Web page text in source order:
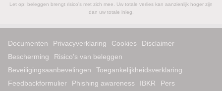
Let op: beleggen brengt risico's met zich mee. Uw totale verlies kan aanzienlijk hoger zijn
dan uw totale inleg.
Documenten Privacyverklaring Cookies
Disclaimer
Bescherming
Risico’s van beleggen
Beveiligingsaanbevelingen
Toegankelijkheidsverklaring
Feedbackformulier
Phishing awareness IBKR
Pers